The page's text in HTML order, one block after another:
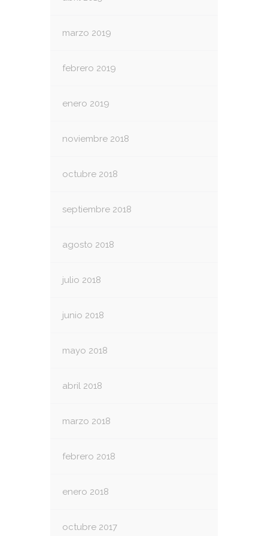
marzo 2019
febrero 2019
enero 2019
noviembre 2018
octubre 2018
septiembre 2018
agosto 2018
julio 2018
junio 2018
mayo 2018
abril 2018
marzo 2018
febrero 2018
enero 2018
octubre 2017